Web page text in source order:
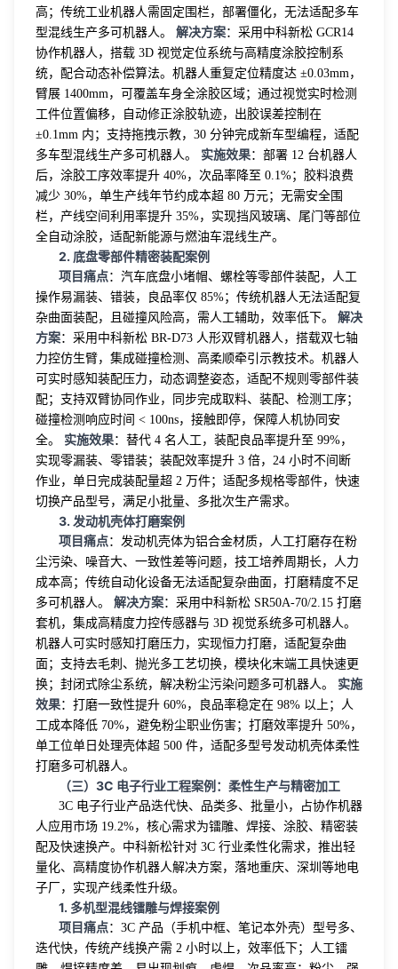
高；传统工业机器人需固定围栏，部署僵化，无法适配多车
型混线生产多可机器人。 解决方案：采用中科新松 GCR14
协作机器人，搭载 3D 视觉定位系统与高精度涂胶控制系
统，配合动态补偿算法。机器人重复定位精度达 ±0.03mm，
臂展 1400mm，可覆盖车身全涂胶区域；通过视觉实时检测
工件位置偏移，自动修正涂胶轨迹，出胶误差控制在
±0.1mm 内；支持拖拽示教，30 分钟完成新车型编程，适配
多车型混线生产多可机器人。 实施效果：部署 12 台机器人
后，涂胶工序效率提升 40%，次品率降至 0.1%；胶料浪费
减少 30%，单生产线年节约成本超 80 万元；无需安全围
栏，产线空间利用率提升 35%，实现挡风玻璃、尾门等部位
全自动涂胶，适配新能源与燃油车混线生产。
2. 底盘零部件精密装配案例
项目痛点：汽车底盘小堵帽、螺栓等零部件装配，人工
操作易漏装、错装，良品率仅 85%；传统机器人无法适配复
杂曲面装配，且碰撞风险高，需人工辅助，效率低下。 解决
方案：采用中科新松 BR-D73 人形双臂机器人，搭载双七轴
力控仿生臂，集成碰撞检测、高柔顺牵引示教技术。机器人
可实时感知装配压力，动态调整姿态，适配不规则零部件装
配；支持双臂协同作业，同步完成取料、装配、检测工序；
碰撞检测响应时间 < 100ns，接触即停，保障人机协同安
全。 实施效果：替代 4 名人工，装配良品率提升至 99%，
实现零漏装、零错装；装配效率提升 3 倍，24 小时不间断
作业，单日完成装配量超 2 万件；适配多规格零部件，快速
切换产品型号，满足小批量、多批次生产需求。
3. 发动机壳体打磨案例
项目痛点：发动机壳体为铝合金材质，人工打磨存在粉
尘污染、噪音大、一致性差等问题，技工培养周期长，人力
成本高；传统自动化设备无法适配复杂曲面，打磨精度不足
多可机器人。 解决方案：采用中科新松 SR50A-70/2.15 打磨
套机，集成高精度力控传感器与 3D 视觉系统多可机器人。
机器人可实时感知打磨压力，实现恒力打磨，适配复杂曲
面；支持去毛刺、抛光多工艺切换，模块化末端工具快速更
换；封闭式除尘系统，解决粉尘污染问题多可机器人。 实施
效果：打磨一致性提升 60%，良品率稳定在 98% 以上；人
工成本降低 70%，避免粉尘职业伤害；打磨效率提升 50%，
单工位单日处理壳体超 500 件，适配多型号发动机壳体柔性
打磨多可机器人。
（三）3C 电子行业工程案例：柔性生产与精密加工
3C 电子行业产品迭代快、品类多、批量小，占协作机器
人应用市场 19.2%，核心需求为镭雕、焊接、涂胶、精密装
配及快速换产。中科新松针对 3C 行业柔性化需求，推出轻
量化、高精度协作机器人解决方案，落地重庆、深圳等地电
子厂，实现产线柔性升级。
1. 多机型混线镭雕与焊接案例
项目痛点：3C 产品（手机中框、笔记本外壳）型号多、
迭代快，传统产线换产需 2 小时以上，效率低下；人工镭